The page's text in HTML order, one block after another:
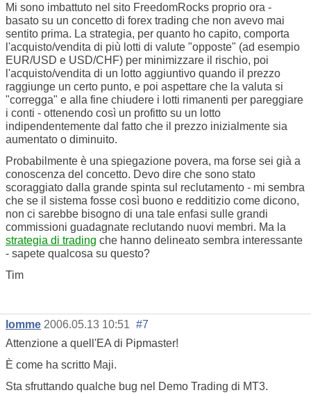
Mi sono imbattuto nel sito FreedomRocks proprio ora -
basato su un concetto di forex trading che non avevo mai
sentito prima. La strategia, per quanto ho capito, comporta
l'acquisto/vendita di più lotti di valute "opposte" (ad esempio
EUR/USD e USD/CHF) per minimizzare il rischio, poi
l'acquisto/vendita di un lotto aggiuntivo quando il prezzo
raggiunge un certo punto, e poi aspettare che la valuta si
"corregga" e alla fine chiudere i lotti rimanenti per pareggiare
i conti - ottenendo così un profitto su un lotto
indipendentemente dal fatto che il prezzo inizialmente sia
aumentato o diminuito.
Probabilmente è una spiegazione povera, ma forse sei già a
conoscenza del concetto. Devo dire che sono stato
scoraggiato dalla grande spinta sul reclutamento - mi sembra
che se il sistema fosse così buono e redditizio come dicono,
non ci sarebbe bisogno di una tale enfasi sulle grandi
commissioni guadagnate reclutando nuovi membri. Ma la
strategia di trading che hanno delineato sembra interessante
- sapete qualcosa su questo?
Tim
lomme 2006.05.13 10:51 #7
Attenzione a quell'EA di Pipmaster!
È come ha scritto Maji.
Sta sfruttando qualche bug nel Demo Trading di MT3.